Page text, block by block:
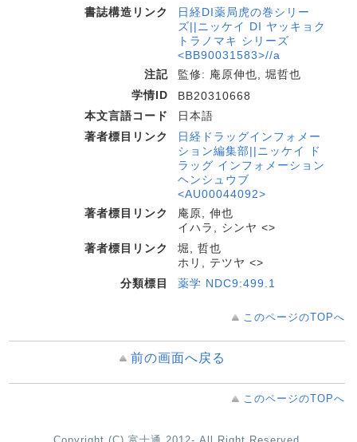
書誌構造リンク
日経DI薬局虎の巻シリー
ズ||ニッケイ DI ヤッキョク
トラノマキ シリーズ
<BB90031583>//a
注記
監修: 庵原伸也, 堀哲也
学情ID
BB20310668
本文言語コード
日本語
著者標目リンク
日経ドラッグインフォメー
ション編集部||ニッケイ ド
ラッグ インフォメーション
ヘンシュウブ
<AU00044092>
著者標目リンク
庵原, 伸也
イハラ, シンヤ <>
著者標目リンク
堀, 哲也
ホリ, テツヤ <>
分類標目
薬学 NDC9:499.1
このページのTOPへ
前の画面へ戻る
このページのTOPへ